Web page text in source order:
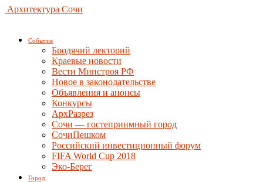
Архитектура Сочи
События
Бродячий лекторий
Краевые новости
Вести Минстроя РФ
Новое в законодательстве
Объявления и анонсы
Конкурсы
АрхРазрез
Сочи — гостеприимный город
СочиПешком
Российский инвестиционный форум
FIFA World Cup 2018
Эко-Берег
Город